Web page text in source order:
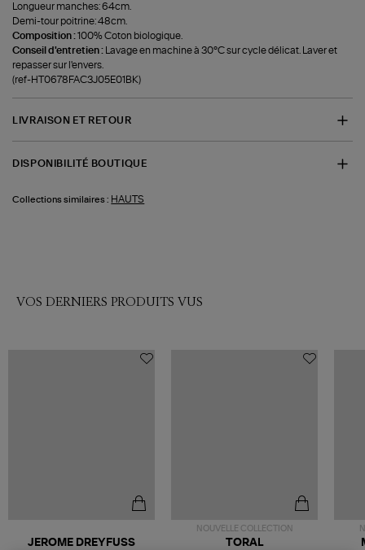
Longueur manches: 64cm.
Demi-tour poitrine: 48cm.
Composition :100% Coton biologique.
Conseil d'entretien :
Lavage en machine à 30°C sur cycle délicat. Laver et
repasser sur l'envers.
(ref-HT0678FAC3J05E01BK)
LIVRAISON ET RETOUR
DISPONIBILITÉ BOUTIQUE
Collections similaires : HAUTS
VOS DERNIERS PRODUITS VUS
JEROME DREYFUSS
NOUVELLE COLLECTION
TORAL